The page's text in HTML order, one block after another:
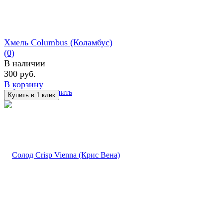
избранное сравнить
Хмель Columbus (Коламбус)
(0)
В наличии
300 руб.
В корзину